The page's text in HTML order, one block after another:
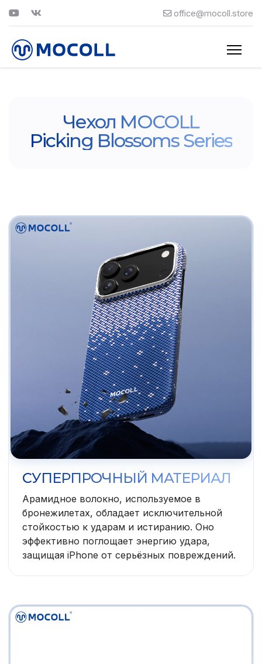
office@mocoll.store
Чехол MOCOLL
Picking Blossoms Series
СУПЕРПРОЧНЫЙ МАТЕРИАЛ
Арамидное волокно, используемое в
бронежилетах, обладает исключительной
стойкостью к ударам и истиранию. Оно
эффективно поглощает энергию удара,
защищая iPhone от серьёзных повреждений.